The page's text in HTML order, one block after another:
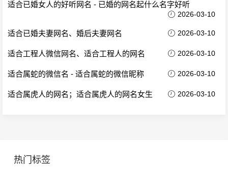
适合已婚女人的好听网名 - 已婚的网名起什么名字好听
2026-03-10
适合已婚夫妻网名、婚后夫妻网名 2026-03-10
适合工程人微信网名、适合工程人的网名 2026-03-10
适合属蛇的微信名 - 适合属蛇的微信昵称 2026-03-10
适合属虎人的网名；适合属虎人的网名女生 2026-03-10
热门标签